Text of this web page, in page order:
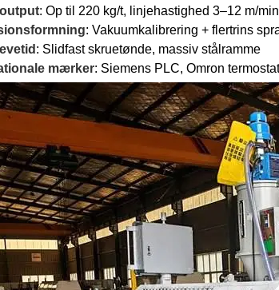
: Op til 220 kg/t, linjehastighed 3–12 m/min
: Vakuumkalibrering + flertrins
: Slidfast skruetønde, massiv stålramme
mærker: Siemens PLC, Omron